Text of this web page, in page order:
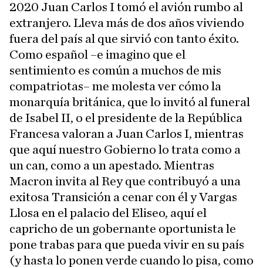
2020 Juan Carlos I tomó el avión rumbo al
extranjero. Lleva más de dos años viviendo
fuera del país al que sirvió con tanto éxito.
Como español –e imagino que el
sentimiento es común a muchos de mis
compatriotas– me molesta ver cómo la
monarquía británica, que lo invitó al funeral
de Isabel II, o el presidente de la República
Francesa valoran a Juan Carlos I, mientras
que aquí nuestro Gobierno lo trata como a
un can, como a un apestado. Mientras
Macron invita al Rey que contribuyó a una
exitosa Transición a cenar con él y Vargas
Llosa en el palacio del Eliseo, aquí el
capricho de un gobernante oportunista le
pone trabas para que pueda vivir en su país
(y hasta lo ponen verde cuando lo pisa, como